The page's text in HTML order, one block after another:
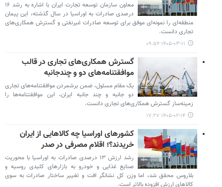
معاون سازمان توسعه تجارت ایران با اشاره به رشد ۱۶
درصدی صادرات به اوراسیا در سال گذشته، این پیمان
منطقه‌ای را نمونه‌ای موفق برای توسعه صادرات غیرنفتی و گسترش همکاری‌های
تجاری دانست.
۱۴۰۵-۰۳-۱۱ ۰۹:۵۴
گسترش همکاری‌های تجاری در قالب
موافقتنامه‌های دو و چندجانبه
یک مقام مسئول، ضمن برشمردن موافقتنامه‌های تجاری
دو جانبه و چند جانبه ایران، این موافقتنامه‌ها را
زمینه‌ساز گسترش همکاری‌های تجاری دانست.
۱۴۰۵-۰۲-۱۴ ۱۷:۲۷
کشورهای اوراسیا چه کالاهایی از ایران
خریدند؟؛ اقلام مصرفی در صدر
رشد ارزش ۱۳ درصدی صادرات به اوراسیا با محوریت
صنایع غذایی و خودرو به بازارهای کلیدی روسیه و
بلاروس محقق شد، اما وزن کل نشانگر افت و تغییر ساختار صادرات به سوی
کالاهای ارزش افزوده بالاتر است.